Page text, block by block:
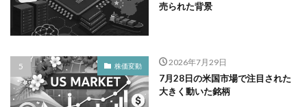
売られた背景
株価変動 2026年7月29日
7月28日の米国市場で注目された
大きく動いた銘柄